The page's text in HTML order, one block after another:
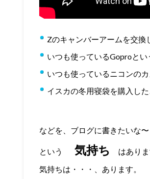
Zのキャンバーアームを交換
いつも使っているGoproと
いつも使っているニコンの
イスカの冬用寝袋を購入し
などを、ブログに書きたいな〜
という 気持ち
はありま
気持ちは・・・、あります。